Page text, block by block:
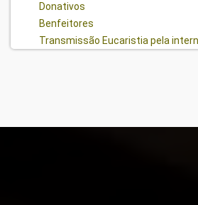
Donativos
Benfeitores
Transmissão Eucaristia pela